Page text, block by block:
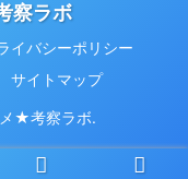
察ラボ
イバシーポリシー
サイトマップ
★考察ラボ.